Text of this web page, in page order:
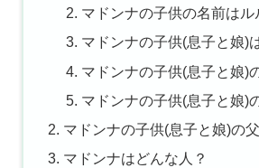
マドンナの子供の名前は
マドンナの子供(息子と娘)
マドンナの子供(息子と娘)
マドンナの子供(息子と娘)
マドンナの子供(息子と娘)の
マドンナはどんな人？